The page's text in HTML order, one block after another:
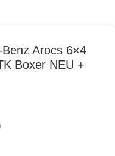
Arocs 6×4
Boxer NEU +